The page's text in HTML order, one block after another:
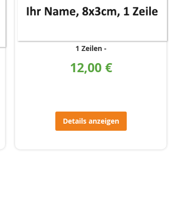
1 Zeilen
12,00 €
Details anzeigen